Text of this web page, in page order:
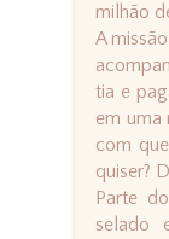
milhão
A
tia e
em uma
com
quiser?
Parte
selado